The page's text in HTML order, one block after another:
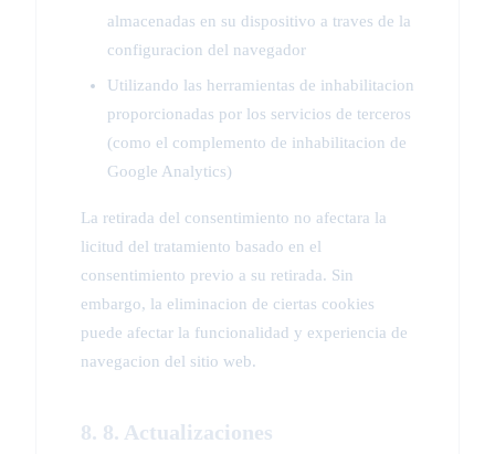
almacenadas en su dispositivo a traves de la
configuracion del navegador
Utilizando las herramientas de inhabilitacion
proporcionadas por los servicios de terceros
(como el complemento de inhabilitacion de
Google Analytics)
La retirada del consentimiento no afectara la
licitud del tratamiento basado en el
consentimiento previo a su retirada. Sin
embargo, la eliminacion de ciertas cookies
puede afectar la funcionalidad y experiencia de
navegacion del sitio web.
8. 8. Actualizaciones